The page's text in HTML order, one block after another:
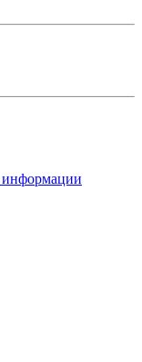
информации